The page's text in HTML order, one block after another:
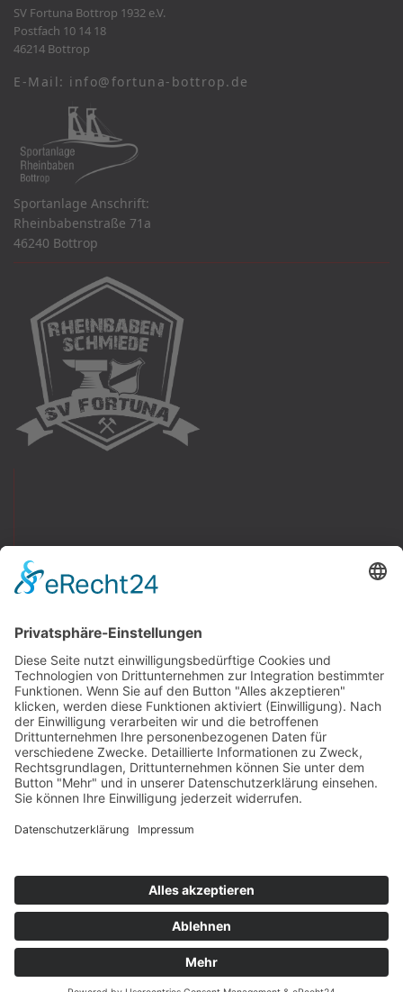
SV Fortuna Bottrop 1932 e.V.
Postfach 10 14 18
46214 Bottrop
E-Mail: info@fortuna-bottrop.de
Sportanlage Anschrift:
Rheinbabenstraße 71a
46240 Bottrop
Newswall
Mitteilungen
Vereinsspielplan
Der SV Fortuna
Chronik
Sportanlage
Mitgliedschaft
Impressum
Datenschutz
©2026 SV Fortuna - Seit 1932. All rights reservedDesigned